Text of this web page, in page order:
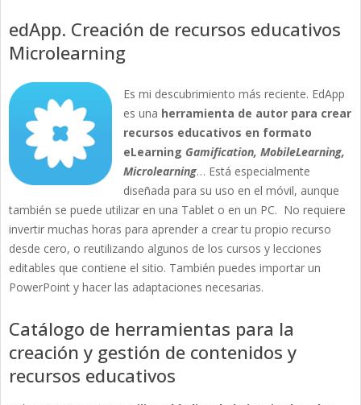
edApp. Creación de recursos educativos
Microlearning
Es mi descubrimiento más reciente. EdApp
es una herramienta de autor para crear
recursos educativos en formato
eLearning Gamification, MobileLearning,
Microlearning… Está especialmente
diseñada para su uso en el móvil, aunque
también se puede utilizar en una Tablet o en un PC. No requiere
invertir muchas horas para aprender a crear tu propio recurso
desde cero, o reutilizando algunos de los cursos y lecciones
editables que contiene el sitio. También puedes importar un
PowerPoint y hacer las adaptaciones necesarias.
Catálogo de herramientas para la
creación y gestión de contenidos y
recursos educativos